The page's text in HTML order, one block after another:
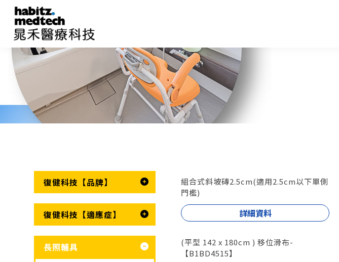
復健科技【品牌】
復健科技【適應症】
長照輔具
組合式斜坡磚2.5cm(適用2.5cm以下單側
門檻)
詳細資料
(平型 142 x 180cm ) 移位滑布-
【B1BD4515】